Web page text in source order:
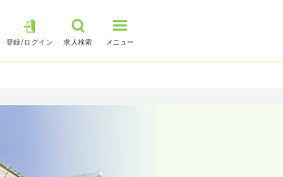
登録/ログイン 求人検索 メニュー